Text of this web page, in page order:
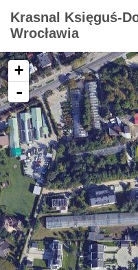
Krasnal Księguś-
Wrocławia
+
-